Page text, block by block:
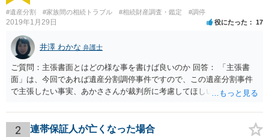
#遺産分割 #家族間の相続トラブル #相続財産調査・鑑定 #調停
2019年1月29日 役にたった 17
井澤 わかな 弁護士
ご質問：主張書面とはどの様な事を書けば良いのか 回答： 「主張書
面」は、今回であれば遺産分割調停事件ですので、この遺産分割事件
で主張したい事実、あかささんが裁判所に考慮してほしいと思う、亡
ります。 もし、主張したい事実や考慮してほしい事情に関連して
資料を持っているようであれば、主張書面とは別で提出できます。も
2 連帯保証人が亡くなった場合